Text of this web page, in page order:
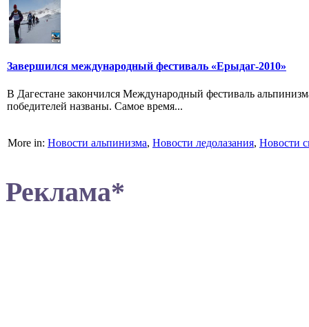
Завершился международный фестиваль «Ерыдаг-2010»
В Дагестане закончился Международный фестиваль
победителей названы. Самое время...
More in: Новости альпинизма, Новости ледолазания, Новости
Реклама*